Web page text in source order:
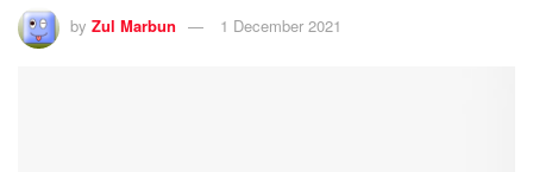
by Zul Marbun 1 December 2021